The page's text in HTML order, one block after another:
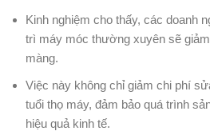
Kinh nghiệm cho thấy, các doanh
trì máy móc thường xuyên sẽ
màng.
Việc này không chỉ giảm chi phí
tuổi thọ máy, đảm bảo quá trình
hiệu quả kinh tế.